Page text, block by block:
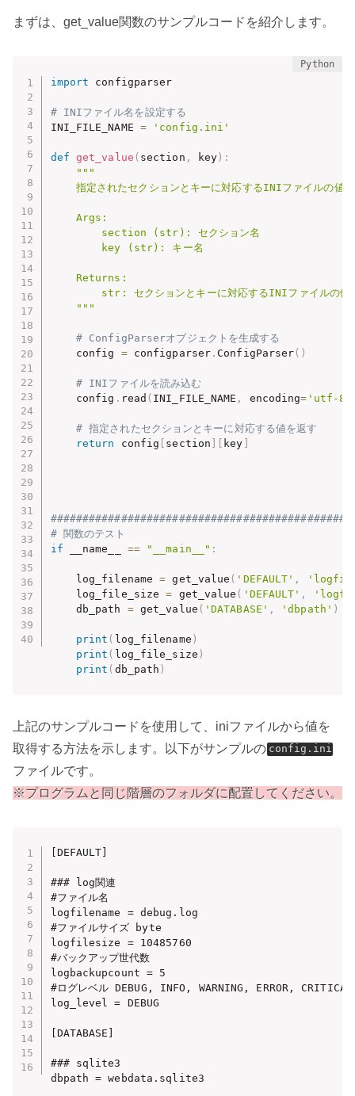
まずは、get_value関数のサンプルコードを紹介します。
import configparser
# INIファイル名を設定する
INI_FILE_NAME = 'config.ini'
def get_value ( section , key ) :
"""
指定されたセクションとキーに対応するINIファイルの値
    Args:
        section (str): セクション名
        key (str): キー名
    Returns:
        str: セクションとキーに対応するINIファイルの値
    """
# ConfigParserオブジェクトを生成する
    config
= configparser . ConfigParser( )
# INIファイルを読み込む
    config
. read ( INI_FILE_NAME , encoding= 'utf-8'
# 指定されたセクションとキーに対応する値を返す
return
config section key
# 関数のテスト
if __name__ == "__main__" :
    log_filename
= get_value ( 'DEFAULT' ,
    log_file_size
= get_value ( 'DEFAULT' ,
    db_path
= get_value ( 'DATABASE' , 'dbpath' )
print ( log_filename )
print ( log_file_size )
print ( db_path )
上記のサンプルコードを使用して、iniファイルから値を
取得する方法を示します。以下がサンプルの config.ini
ファイルです。
※プログラムと同じ階層のフォルダに配置してください。
[DEFAULT]
### log関連
#ファイル名
logfilename = debug.log
#ファイルサイズ byte
logfilesize = 10485760
#バックアップ世代数
logbackupcount = 5
#ログレベル DEBUG, INFO, WARNING, ERROR, CRITICAL
log_level = DEBUG
[DATABASE]
### sqlite3
dbpath = webdata.sqlite3